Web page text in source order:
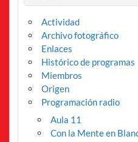
Actividad
Archivo fotográfico
Enlaces
Histórico de programas
Miembros
Origen
Programación radio
Aula 11
Con la Mente en